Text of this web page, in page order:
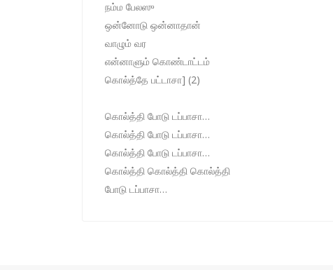
நம்ம பேலஸு
ஒன்னோடு ஒன்னாதான்
வாழும் வர
என்னாளும் கொண்டாட்டம்
கொல்த்தே பட்டாசா] (2)
கொல்த்தி போடு டப்பாசா…
கொல்த்தி போடு டப்பாசா…
கொல்த்தி போடு டப்பாசா…
கொல்த்தி கொல்த்தி கொல்த்தி
போடு டப்பாசா…